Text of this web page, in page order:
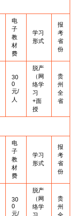
电
子
教
材
费
学习
形式
报
考
省
份
30
0
元/
人
脱产
（网
络学
习
+面
授
贵
州
全
省
电
子
教
材
费
学习
形式
报
考
省
份
30
0
元/
脱产
（网
络学
贵
州